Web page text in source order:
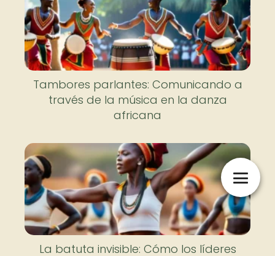
Tambores parlantes: Comunicando a
través de la música en la danza
africana
La batuta invisible: Cómo los líderes